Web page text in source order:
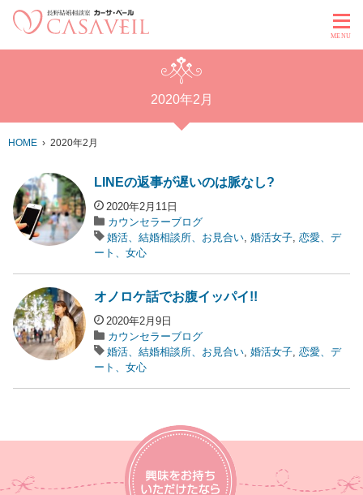
MENU
2020年2月
HOME 2020年2月
LINEの返事が遅いのは脈なし?
2020年2月11日
カウンセラーブログ
婚活、結婚相談所、お見合い,婚活女子,恋愛、デ
ート、女心
オノロケ話でお腹イッパイ!!
2020年2月9日
カウンセラーブログ
婚活、結婚相談所、お見合い,婚活女子,恋愛、デ
ート、女心